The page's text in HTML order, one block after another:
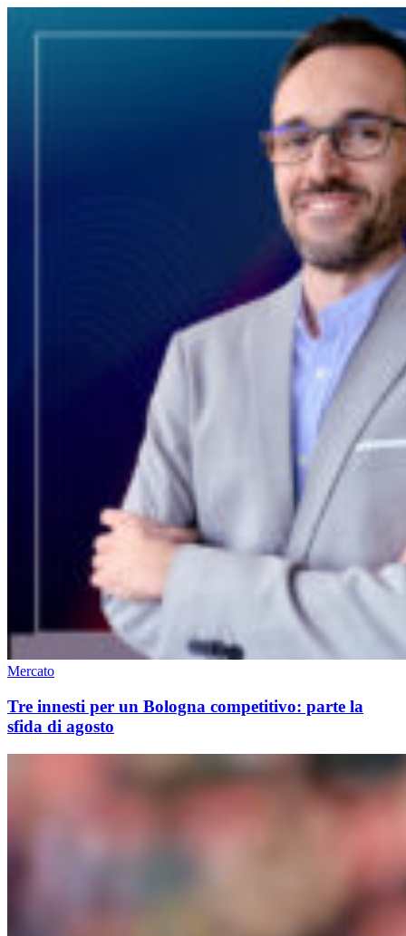
Mercato
Tre innesti per un Bologna competitivo: parte la
sfida di agosto